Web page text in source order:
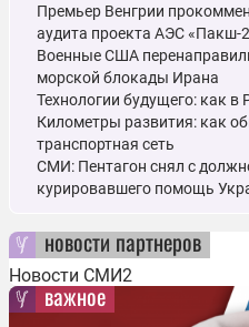
Премьер Венгрии
аудита проекта АЭС «Пакш-
Военные США
морской блокады Ирана
Технологии будущего: как
Километры развития: как
транспортная сеть
СМИ: Пентагон снял с
курировавшего помощь
новости партнеров
Новости СМИ2
важное